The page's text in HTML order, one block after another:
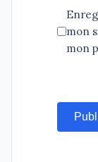
mon
mon